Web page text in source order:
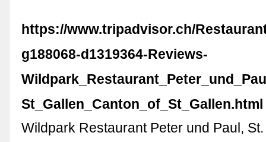
https://www.tripadvisor.ch/
g188068-d1319364-Reviews-
St_Gallen_Canton_of_St_Gallen.html
Wildpark Restaurant Peter und Paul,